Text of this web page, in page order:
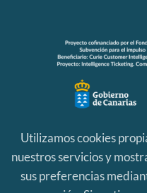
Utilizamos cookies
nuestros servicios y
sus preferencias